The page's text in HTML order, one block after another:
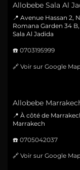
Allobebe Sala Al
📍 Avenue Hassan 2,
Romana Garden 34 B,
Sala Al Jadida
☎️ 0703195999
🔗 Voir sur Google
Allobebe
📍 À côté de
Marrakech
☎️ 0705042037
🔗 Voir sur Google